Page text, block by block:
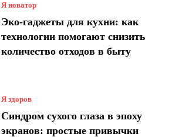
Я новатор
Эко-гаджеты для кухни: как
технологии помогают снизить
количество отходов в быту
Я здоров
Синдром сухого глаза в эпоху
экранов: простые привычки